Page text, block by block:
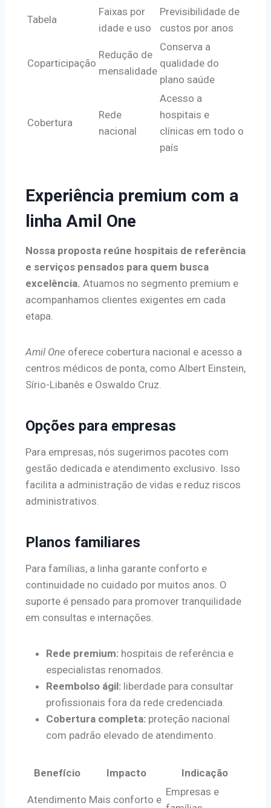
Tabela
Faixas por
idade e uso
Previsibilidade de
custos por anos
Coparticipação
Redução de
mensalidade
Conserva a
qualidade do
plano saúde
Cobertura
Rede
nacional
Acesso a
hospitais e
clínicas em todo o
país
Experiência premium com a
linha Amil One
Nossa proposta reúne hospitais de referência
e serviços pensados para quem busca
excelência. Atuamos no segmento premium e
acompanhamos clientes exigentes em cada
etapa.
Amil One oferece cobertura nacional e acesso a
centros médicos de ponta, como Albert Einstein,
Sírio-Libanês e Oswaldo Cruz.
Opções para empresas
Para empresas, nós sugerimos pacotes com
gestão dedicada e atendimento exclusivo. Isso
facilita a administração de vidas e reduz riscos
administrativos.
Planos familiares
Para famílias, a linha garante conforto e
continuidade no cuidado por muitos anos. O
suporte é pensado para promover tranquilidade
em consultas e internações.
Rede premium: hospitais de referência e
especialistas renomados.
Reembolso ágil: liberdade para consultar
profissionais fora da rede credenciada.
Cobertura completa: proteção nacional
com padrão elevado de atendimento.
Benefício Impacto Indicação
Atendimento Mais conforto e
Empresas e